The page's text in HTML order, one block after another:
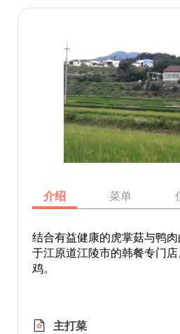
介绍 菜单
结合有益健康的虎掌菇与鸭
于江原道江陵市的韩餐专门
鸡。
主打菜